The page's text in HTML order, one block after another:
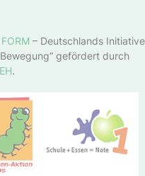
– Deutschlands Initiative
gefördert durch
.